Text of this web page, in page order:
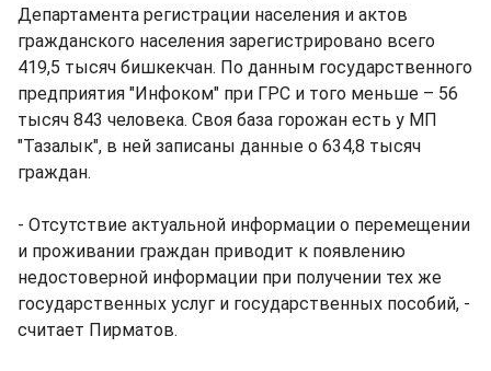
Департамента регистрации населения и актов
гражданского населения зарегистрировано всего
419,5 тысяч бишкекчан. По данным государственного
предприятия "Инфоком" при ГРС и того меньше – 56
тысяч 843 человека. Своя база горожан есть у МП
"Тазалык", в ней записаны данные о 634,8 тысяч
граждан.
- Отсутствие актуальной информации о перемещении
и проживании граждан приводит к появлению
недостоверной информации при получении тех же
государственных услуг и государственных пособий, -
считает Пирматов.